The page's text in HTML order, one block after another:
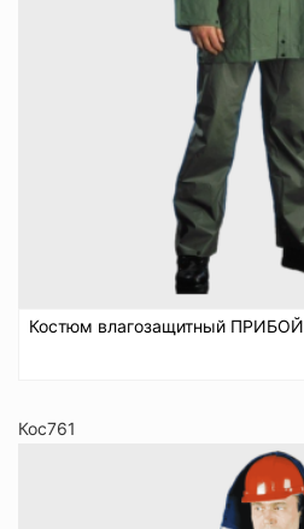
Костюм влагозащитный ПРИБОЙ
Кос761